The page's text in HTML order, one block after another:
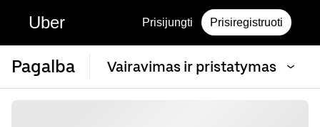
Uber Prisijungti Prisiregistruoti
Pagalba Vairavimas ir pristatymas